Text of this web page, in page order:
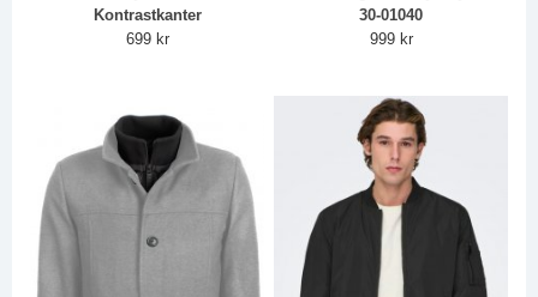
Kontrastkanter
699 kr
30-01040
999 kr